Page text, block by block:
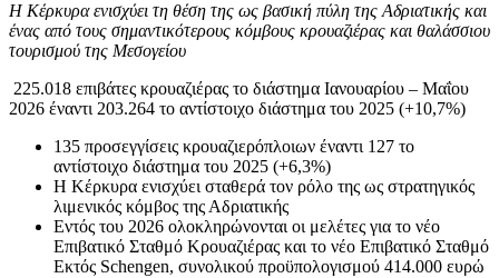
Η Κέρκυρα ενισχύει τη θέση της ως βασική πύλη της Αδριατικής και
ένας από τους σημαντικότερους κόμβους κρουαζιέρας και θαλάσσιου
τουρισμού της Μεσογείου
225.018 επιβάτες κρουαζιέρας το διάστημα Ιανουαρίου – Μαΐου
2026 έναντι 203.264 το αντίστοιχο διάστημα του 2025 (+10,7%)
135 προσεγγίσεις κρουαζιερόπλοιων έναντι 127 το
αντίστοιχο διάστημα του 2025 (+6,3%)
Η Κέρκυρα ενισχύει σταθερά τον ρόλο της ως στρατηγικός
λιμενικός κόμβος της Αδριατικής
Εντός του 2026 ολοκληρώνονται οι μελέτες για το νέο
Επιβατικό Σταθμό Κρουαζιέρας και το νέο Επιβατικό Σταθμό
Εκτός Schengen, συνολικού προϋπολογισμού 414.000 ευρώ